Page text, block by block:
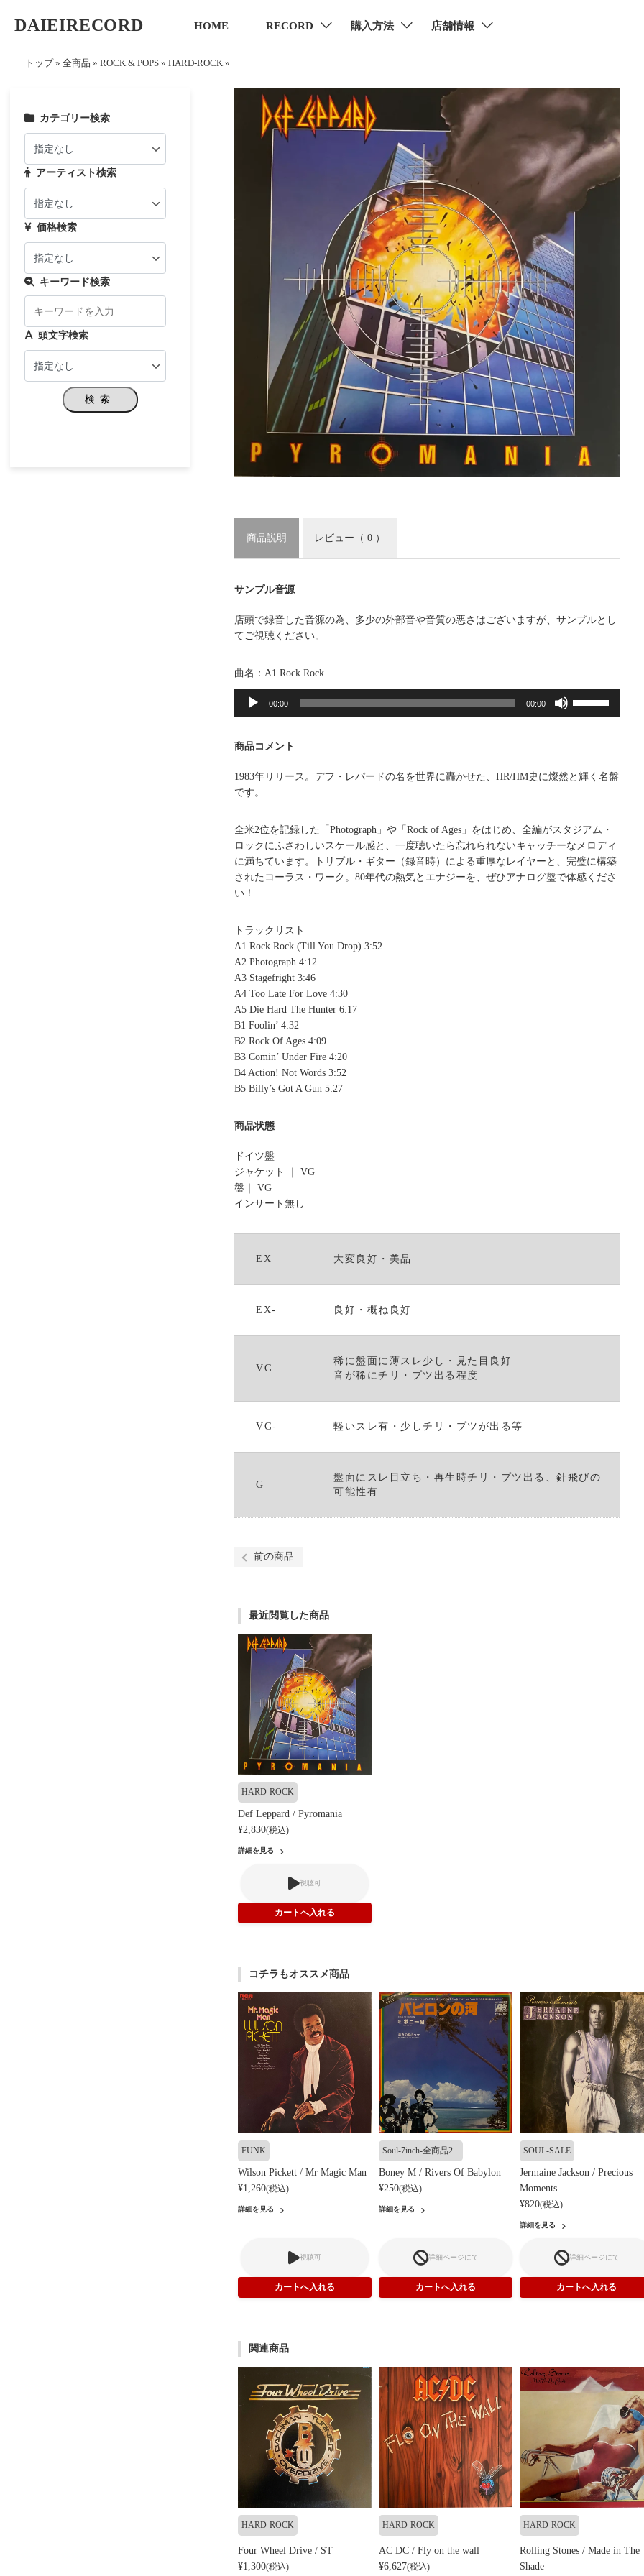
DAIEIRECORD HOME RECORD 購入方法 店舗情報
トップ » 全商品 » ROCK & POPS » HARD-ROCK »
商品説明 レビュー （ 0 ）
サンプル音源
店頭で録音した音源の為、多少の外部音や音質の悪さはございますが、サンプルとし
てご視聴ください。
曲名：A1 Rock Rock
音
プ
ー
ー
00:00 00:00
調
上
下
矢
印
商品コメント
1983年リリース。デフ・レパードの名を世界に轟かせた、HR/HM史に燦然と輝く名盤
です。
全米2位を記録した「Photograph」や「Rock of Ages」をはじめ、全編がスタジアム・
ロックにふさわしいスケール感と、一度聴いたら忘れられないキャッチーなメロディ
に満ちています。トリプル・ギター（録音時）による重厚なレイヤーと、完璧に構築
されたコーラス・ワーク。80年代の熱気とエナジーを、ぜひアナログ盤で体感くださ
い！
トラックリスト
A1 Rock Rock (Till You Drop) 3:52
A2 Photograph 4:12
A3 Stagefright 3:46
A4 Too Late For Love 4:30
A5 Die Hard The Hunter 6:17
B1 Foolin’ 4:32
B2 Rock Of Ages 4:09
B3 Comin’ Under Fire 4:20
B4 Action! Not Words 3:52
B5 Billy’s Got A Gun 5:27
商品状態
ドイツ盤
ジャケット ｜ VG
盤｜ VG
インサート無し
EX 大変良好・美品
EX- 良好・概ね良好
VG
稀に盤面に薄スレ少し・見た目良好
音が稀にチリ・プツ出る程度
VG- 軽いスレ有・少しチリ・プツが出る等
G
盤面にスレ目立ち・再生時チリ・プツ出る、針飛びの
可能性有
前の商品
最近閲覧した商品
HARD-ROCK
Def Leppard / Pyromania
¥2,830(税込)
詳細を見る
視聴可
コチラもオススメ商品
FUNK
Wilson Pickett / Mr Magic Man
¥1,260(税込)
詳細を見る
視聴可
Soul-7inch-全商品2...
Boney M / Rivers Of Babylon
¥250(税込)
詳細を見る
詳細ページにて
SOUL-SALE
Jermaine Jackson / Precious
Moments
¥820(税込)
詳細を見る
詳細ページにて
関連商品
HARD-ROCK
Four Wheel Drive / ST
¥1,300(税込)
HARD-ROCK
AC DC / Fly on the wall
¥6,627(税込)
HARD-ROCK
Rolling Stones / Made in The
Shade
カテゴリー検索
アーティスト検索
価格検索
キーワード検索
頭文字検索
検索